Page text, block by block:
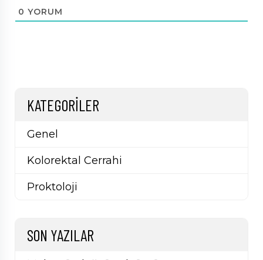
0 YORUM
KATEGORILER
Genel
Kolorektal Cerrahi
Proktoloji
SON YAZILAR